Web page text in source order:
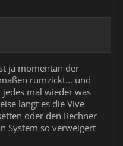
ja momentan der
rumzickt... und
jedes mal wieder was
langt es die Vive
oder den Rechner
System so verweigert